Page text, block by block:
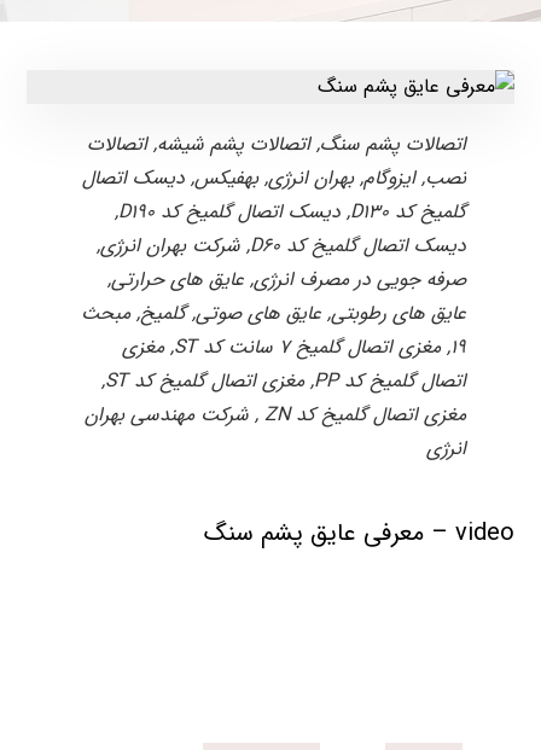
اتصالات پشم سنگ, اتصالات پشم شیشه, اتصالات
نصب, ایزوگام, بهران انرژی, بهفیکس, دیسک اتصال
گلمیخ کد D130, دیسک اتصال گلمیخ کد D190,
دیسک اتصال گلمیخ کد D60, شرکت بهران انرژی,
صرفه جویی در مصرف انرژی, عایق های حرارتی,
عایق های رطوبتی, عایق های صوتی, گلمیخ, مبحث
19, مغزی اتصال گلمیخ 7 سانت کد ST, مغزی
اتصال گلمیخ کد PP, مغزی اتصال گلمیخ کد ST,
مغزی اتصال گلمیخ کد ZN , شرکت مهندسی بهران
انرژی
video – معرفی عایق پشم سنگ